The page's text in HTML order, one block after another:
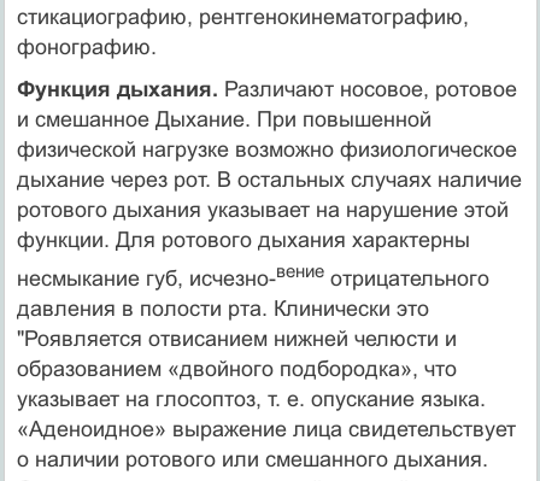
стикациографию, рентгенокинематографию,
фонографию.
Функция дыхания. Различают носовое, ротовое
и смешанное Дыхание. При повышенной
физической нагрузке возможно физиологическое
дыхание через рот. В остальных случаях нали­чие
ротового дыхания указывает на нарушение этой
функции. Для ротового дыхания характерны
несмыкание губ, исчезно-вениеотрицательного
давления в полости рта. Клинически это
"Роявляется отвисанием нижней челюсти и
образованием «двой­ного подбородка», что
указывает на глосоптоз, т. е. опускание языка.
«Аденоидное» выражение лица свидетельствует
о нали­чии ротового или смешанного дыхания.